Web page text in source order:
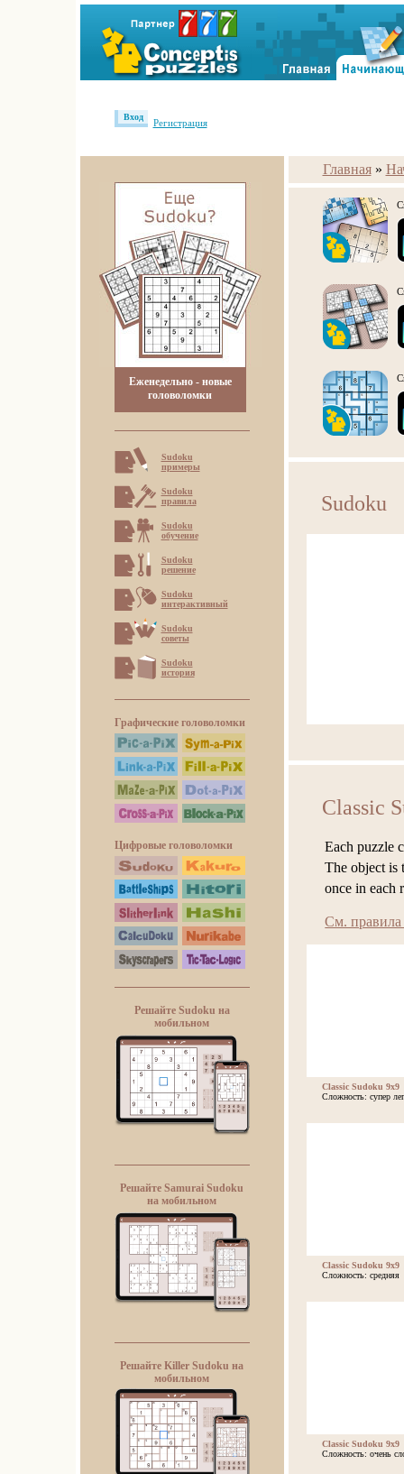
Вход
Регистрация
Еженедельно - новые
головоломки
Sudoku
примеры
Sudoku
правила
Sudoku
обучение
Sudoku
решение
Sudoku
интерактивный
Sudoku
советы
Sudoku
история
Графические головоломки
Цифровые головоломки
Решайте Sudoku на
мобильном
Решайте Samurai Sudoku
на мобильном
Решайте Killer Sudoku на
мобильном
Главная »
Sudoku
Classic
Each puzzle
The object is
once in each
См. правила
Classic Sudoku 9x9
Сложность: супер
Classic Sudoku 9x9
Сложность: средняя
Classic Sudoku 9x9
Сложность: очень